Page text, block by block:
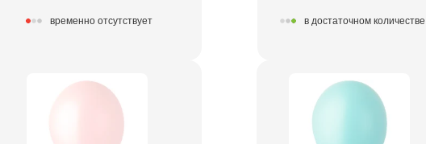
временно отсутствует в достаточном количестве